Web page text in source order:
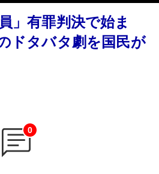
」有罪判決で始ま
ドタバタ劇を国民が
0